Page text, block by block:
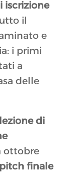
iscrizione
il
e
i primi
a
delle
di
ottobre
pitch finale